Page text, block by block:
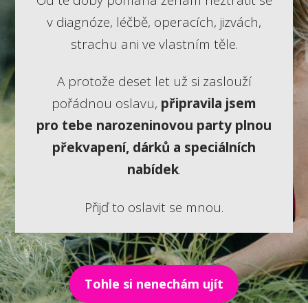
v diagnóze, léčbě, operacích, jizvách,
strachu ani ve vlastním těle.
A protože deset let už si zaslouží
pořádnou oslavu, připravila jsem
pro tebe narozeninovou party plnou
překvapení, dárků a speciálních
nabídek.
Přijď to oslavit se mnou.
Tohle si nenechám ujít